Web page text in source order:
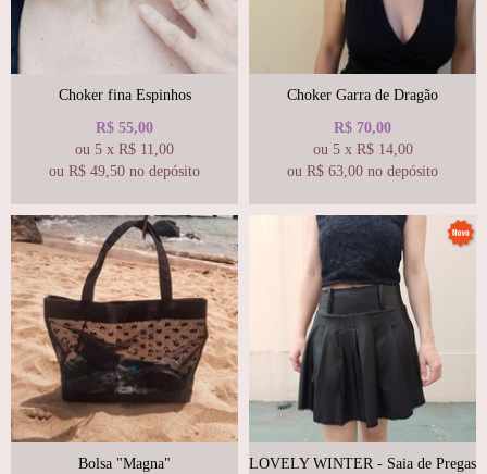
Choker fina Espinhos
R$ 55,00
ou 5 x R$ 11,00
ou R$ 49,50 no depósito
Choker Garra de Dragão
R$ 70,00
ou 5 x R$ 14,00
ou R$ 63,00 no depósito
Bolsa "Magna"
LOVELY WINTER - Saia de Pregas